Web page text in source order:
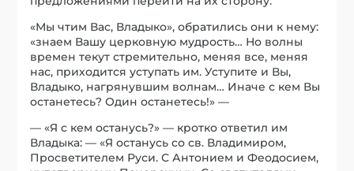
«Мы чтим Вас, Владыко», обратились они к нему:
«знаем Вашу церковную мудрость… Но волны
времен текут стремительно, меняя все, меняя
нас, приходится уступать им. Уступите и Вы,
Владыко, нагрянувшим волнам… Иначе с кем Вы
останетесь? Один останетесь!» —
— «Я с кем останусь?» — кротко ответил им
Владыка: — «Я останусь со св. Владимиром,
Просветителем Руси. С Антонием и Феодосием,